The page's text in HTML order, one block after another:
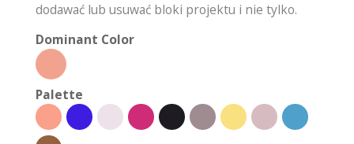
dodawać lub usuwać bloki projektu i nie tylko.
Dominant Color
Palette